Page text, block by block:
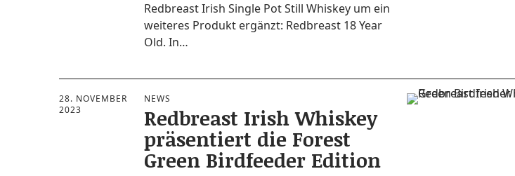
Red­bre­ast Irish Sin­gle Pot Still Whis­key um ein
wei­te­res Pro­dukt ergänzt: Red­bre­ast 18 Year
Old. In…
28. NOVEMBER
2023
NEWS
Redbreast Irish Whiskey
präsentiert die Forest
Green Birdfeeder Edition